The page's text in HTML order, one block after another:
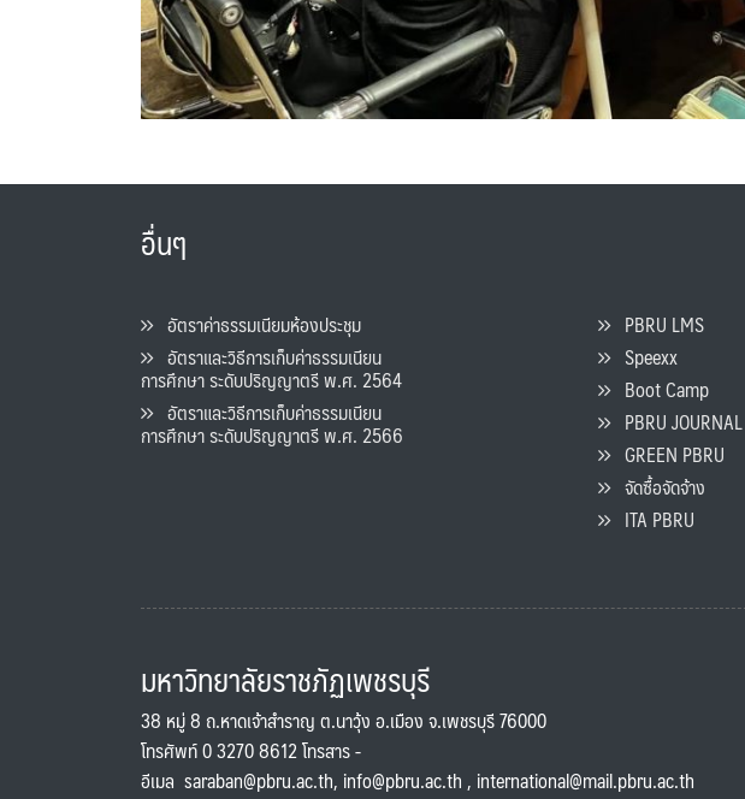
อื่นๆ
อัตราค่าธรรมเนียมห้องประชุม
อัตราและวิธีการเก็บค่าธรรมเนียน
การศึกษา ระดับปริญญาตรี พ.ศ. 2564
อัตราและวิธีการเก็บค่าธรรมเนียน
การศึกษา ระดับปริญญาตรี พ.ศ. 2566
PBRU LMS
Speexx
Boot Camp
PBRU JOURNAL
GREEN PBRU
จัดซื้อจัดจ้าง
ITA PBRU
มหาวิทยาลัยราชภัฏเพชรบุรี
38 หมู่ 8 ถ.หาดเจ้าสำราญ ต.นาวุ้ง อ.เมือง จ.เพชรบุรี 76000
โทรศัพท์ 0 3270 8612 โทรสาร -
อีเมล saraban@pbru.ac.th, info@pbru.ac.th, international@mail.pbru.ac.th